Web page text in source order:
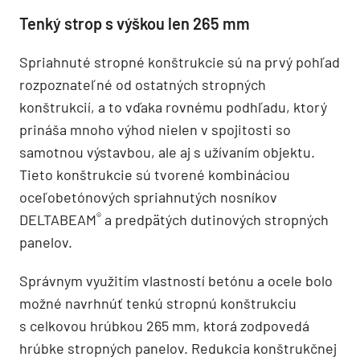
Tenký strop s výškou len 265 mm
Spriahnuté stropné konštrukcie sú na prvý pohľad
rozpoznateľné od ostatných stropných
konštrukcií, a to vďaka rovnému podhľadu, ktorý
prináša mnoho výhod nielen v spojitosti so
samotnou výstavbou, ale aj s užívaním objektu.
Tieto konštrukcie sú tvorené kombináciou
oceľobetónových spriahnutých nosníkov
DELTABEAM® a predpätých dutinových stropných
panelov.
Správnym využitím vlastností betónu a ocele bolo
možné navrhnúť tenkú stropnú konštrukciu
s celkovou hrúbkou 265 mm, ktorá zodpovedá
hrúbke stropných panelov. Redukcia konštrukčnej